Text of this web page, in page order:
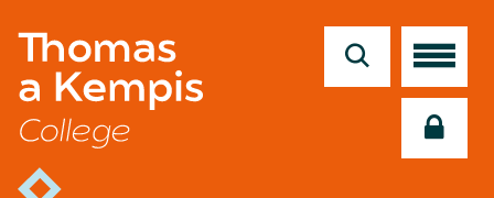
naar
inhoud